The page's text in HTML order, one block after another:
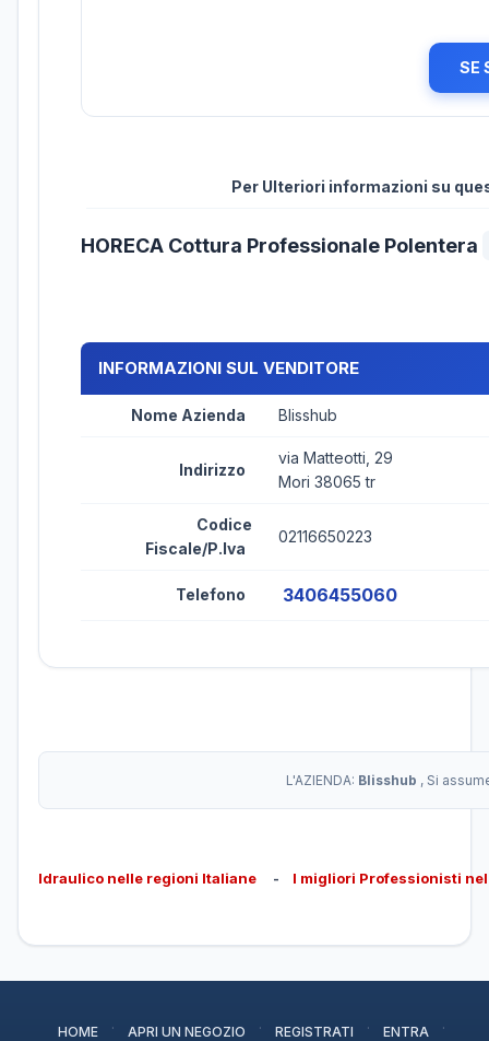
SE
Per Ulteriori informazioni su
HORECA Cottura Professionale Polentera
INFORMAZIONI SUL VENDITORE
Nome Azienda Blisshub
Indirizzo
via Matteotti, 29
Mori 38065 tr
Codice
Fiscale/P.Iva
02116650223
Telefono 3406455060
L'AZIENDA: Blisshub , Si
Idraulico nelle regioni Italiane - I migliori Professionisti
HOME · APRI UN NEGOZIO · REGISTRATI · ENTRA ·